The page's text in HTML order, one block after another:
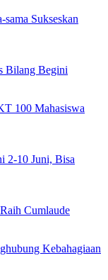
Sukseskan
Bilang Begini
100 Mahasiswa
2-10 Juni, Bisa
Cumlaude
Kebahagiaan